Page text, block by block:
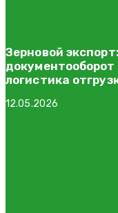
Зерновой экспорт:
документооборот
логистика
12.05.2026